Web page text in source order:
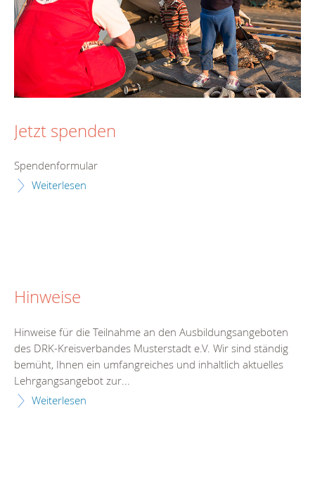
Jetzt spenden
Spendenformular
Weiterlesen
Hinweise
Hinweise für die Teilnahme an den Ausbildungsangeboten
des DRK-Kreisverbandes Musterstadt e.V. Wir sind ständig
bemüht, Ihnen ein umfangreiches und inhaltlich aktuelles
Lehrgangsangebot zur...
Weiterlesen